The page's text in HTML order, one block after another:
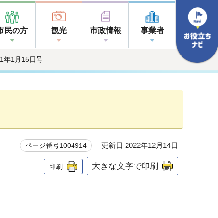
民の方 観光 市政情報 事業者
1月15日号
ページ番号1004914 更新日 2022年12月14日
印刷 大きな文字で印刷